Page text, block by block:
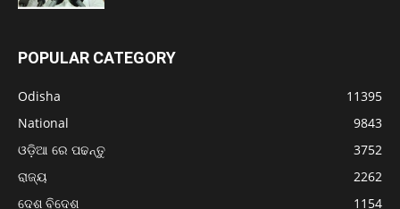
POPULAR CATEGORY
Odisha
11395
National
9843
ଓଡ଼ିଆ ରେ ପଢନ୍ତୁ
3752
ରାଜ୍ୟ
2262
ଦେଶ ବିଦେଶ
1154